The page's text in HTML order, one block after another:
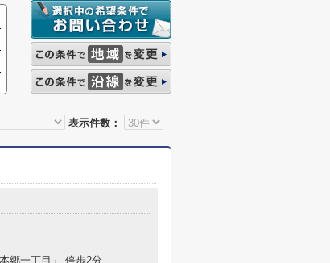
表示件数：
郷一丁目」 停歩2分